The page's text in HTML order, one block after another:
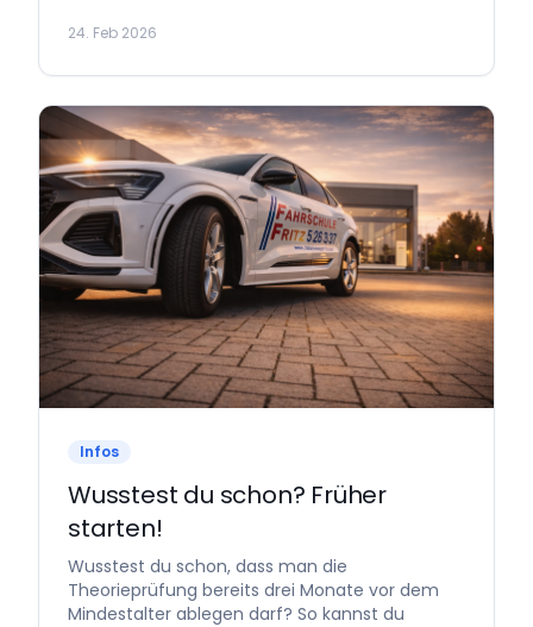
24. Feb 2026
Infos
Wusstest du schon? Früher
starten!
Wusstest du schon, dass man die
Theorieprüfung bereits drei Monate vor dem
Mindestalter ablegen darf? So kannst du